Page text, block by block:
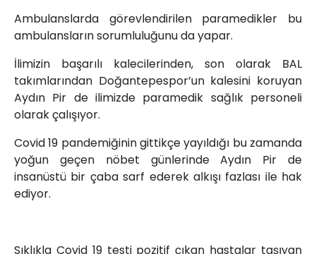
Ambulanslarda görevlendirilen paramedikler bu
ambulansların sorumluluğunu da yapar.
İlimizin başarılı kalecilerinden, son olarak BAL
takımlarından Doğantepespor’un kalesini koruyan
Aydın Pir de ilimizde paramedik sağlık personeli
olarak çalışıyor.
Covid 19 pandemiğinin gittikçe yayıldığı bu zamanda
yoğun geçen nöbet günlerinde Aydın Pir de
insanüstü bir çaba sarf ederek alkışı fazlası ile hak
ediyor.
Sıklıkla Covid 19 testi pozitif çıkan hastalar taşıyan